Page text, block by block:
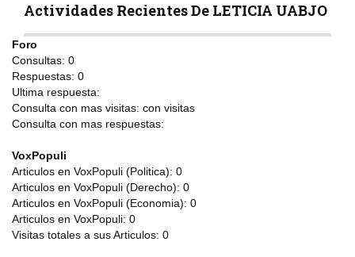
Actividades Recientes De LETICIA UABJO
Foro
Consultas: 0
Respuestas: 0
Ultima respuesta:
Consulta con mas visitas: con visitas
Consulta con mas respuestas:
VoxPopuli
Articulos en VoxPopuli (Politica): 0
Articulos en VoxPopuli (Derecho): 0
Articulos en VoxPopuli (Economia): 0
Articulos en VoxPopuli: 0
Visitas totales a sus Articulos: 0